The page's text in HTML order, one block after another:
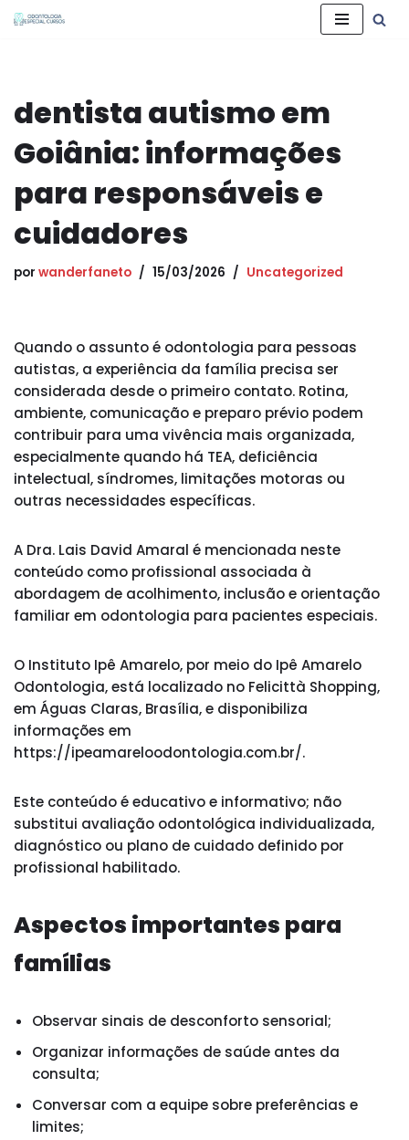
conteúdo
dentista autismo em
Goiânia: informações
para responsáveis e
cuidadores
por wanderfaneto 15/03/2026 Uncategorized
Quando o assunto é odontologia para pessoas
autistas, a experiência da família precisa ser
considerada desde o primeiro contato. Rotina,
ambiente, comunicação e preparo prévio podem
contribuir para uma vivência mais organizada,
especialmente quando há TEA, deficiência
intelectual, síndromes, limitações motoras ou
outras necessidades específicas.
A Dra. Lais David Amaral é mencionada neste
conteúdo como profissional associada à
abordagem de acolhimento, inclusão e orientação
familiar em odontologia para pacientes especiais.
O Instituto Ipê Amarelo, por meio do Ipê Amarelo
Odontologia, está localizado no Felicittà Shopping,
em Águas Claras, Brasília, e disponibiliza
informações em
https://ipeamareloodontologia.com.br/.
Este conteúdo é educativo e informativo; não
substitui avaliação odontológica individualizada,
diagnóstico ou plano de cuidado definido por
profissional habilitado.
Aspectos importantes para
famílias
Observar sinais de desconforto sensorial;
Organizar informações de saúde antes da
consulta;
Conversar com a equipe sobre preferências e
limites;